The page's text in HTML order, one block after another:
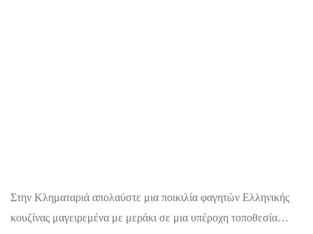
Στην Κληματαριά απολαύστε μια ποικιλία φαγητών Ελληνικής
κουζίνας μαγειρεμένα με μεράκι σε μια υπέροχη τοποθεσία…